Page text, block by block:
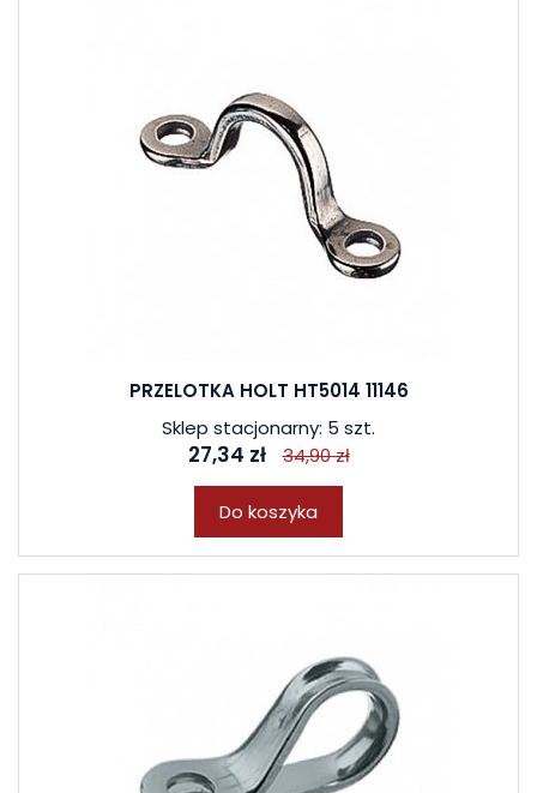
PRZELOTKA HOLT HT5014 11146
Sklep stacjonarny: 5 szt.
27,34 zł 34,90 zł
Do koszyka